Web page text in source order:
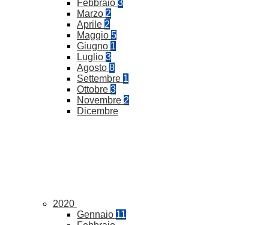
Febbraio 3
Marzo 2
Aprile 2
Maggio 5
Giugno 1
Luglio 3
Agosto 8
Settembre 1
Ottobre 3
Novembre 2
Dicembre
2020
Gennaio 11